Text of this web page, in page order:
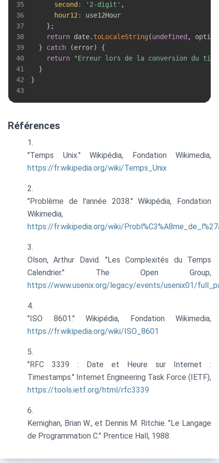
35
second : '2-digit' ,
36
hour12 :
use12Hour
37
} ;
38
return date. toLocaleString(undefined ,
39
} catch (error)
{
40
return
"Erreur lors de la conversion du
41
}
42
}
43
Références
"Temps Unix." Wikipédia, Fondation Wikimedia,
https://fr.wikipedia.org/wiki/Temps_Unix
"Problème de l'année 2038." Wikipédia, Fondation
Wikimedia,
https://fr.wikipedia.org/wiki/
Olson, Arthur David. "Les Complexités du Temps
Calendrier." The Open Group,
https://www.usenix.org/legacy/events/usenix01/
"ISO 8601." Wikipédia, Fondation Wikimedia,
https://fr.wikipedia.org/wiki/ISO_8601
"RFC 3339 : Date et Heure sur Internet :
Timestamps." Internet Engineering Task Force (IETF),
https://tools.ietf.org/html/rfc3339
Kernighan, Brian W., et Dennis M. Ritchie. "Le Langage
de Programmation C." Prentice Hall, 1988.